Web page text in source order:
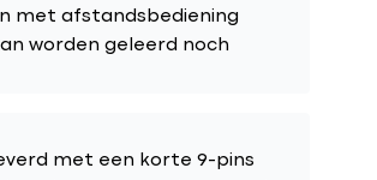
met afstandsbediening
worden geleerd noch
met een korte 9-pins